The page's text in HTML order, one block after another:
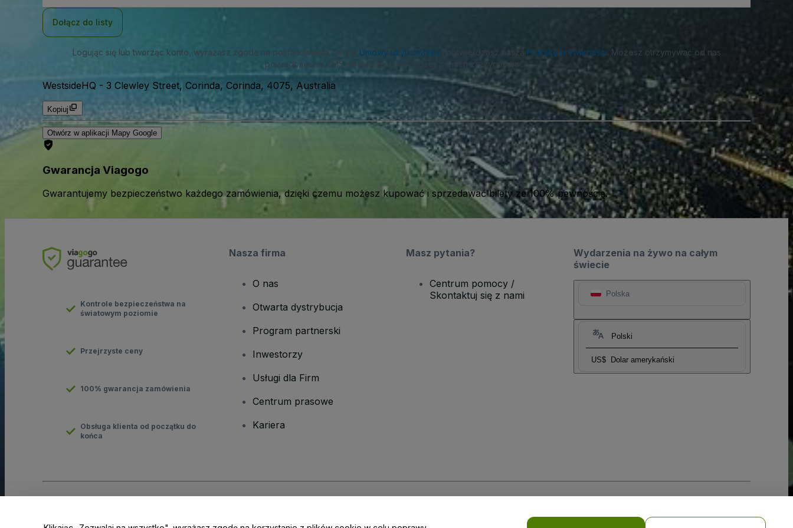
Dołącz do listy
Logując się lub tworząc konto, wyrażasz zgodę na postanowienia naszej Umowy użytkownika i potwierdzasz naszą Politykę prywatności . Możesz otrzymywać od nas
powiadomienia SMS i w każdej chwili możesz z nich zrezygnować.
WestsideHQ - 3 Clewley Street, Corinda, Corinda, 4075, Australia
Kopiuj
Otwórz w aplikacji Mapy Google
Gwarancja Viagogo
Gwarantujemy bezpieczeństwo każdego zamówienia, dzięki czemu możesz kupować i sprzedawać bilety ze 100% pewnością.
Wydarzenia na żywo na całym
świecie
Polska
Polski
US$ Dolar amerykański
Kontrole bezpieczeństwa na
światowym poziomie
Przejrzyste ceny
100% gwarancja zamówienia
Obsługa klienta od początku do
końca
Nasza firma
O nas
Otwarta dystrybucja
Program partnerski
Inwestorzy
Usługi dla Firm
Centrum prasowe
Kariera
Masz pytania?
Centrum pomocy /
Skontaktuj się z nami
Polityki prywatności w przypadku urządzeń mobilnych